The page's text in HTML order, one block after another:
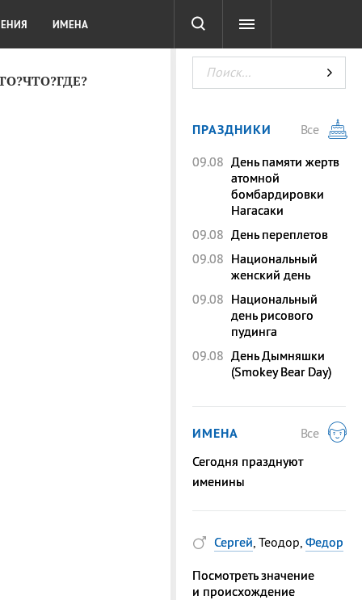
ТЕСТЫ
ИМЕНА
ПРАЗДНИКИ
Все
09.08 День памяти жертв
атомной
бомбардировки
Нагасаки
09.08 День переплетов
09.08 Национальный
женский день
09.08 Национальный
день рисового
пудинга
09.08 День Дымняшки
(Smokey Bear Day)
ИМЕНА
Все
Сегодня празднуют
именины
Сергей, Теодор, Федор
Посмотреть значение
и происхождение